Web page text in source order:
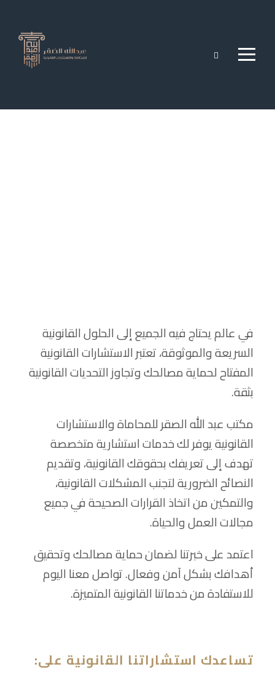
في عالم يحتاج فيه الجميع إلى الحلول القانونية
السريعة والموثوقة، تعتبر الاستشارات القانونية
المفتاح لحماية مصالحك وتجاوز التحديات القانونية
بثقة.
مكتب عبد الله الصقر للمحاماة والاستشارات
القانونية يوفر لك خدمات استشارية متخصصة
تهدف إلى تعريفك بحقوقك القانونية، وتقديم
النصائح الضرورية لتجنب المشكلات القانونية،
والتمكين من اتخاذ القرارات الصحيحة في جميع
مجالات العمل والحياة.
اعتمد على خبرتنا لضمان حماية مصالحك وتحقيق
أهدافك بشكل آمن وفعال. تواصل معنا اليوم
للاستفادة من خدماتنا القانونية المتميزة.
تساعدك استشاراتنا القانونية على: